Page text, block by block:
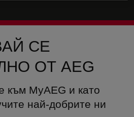
СЕ
ОТ AEG
към MyAEG и като
най-добрите ни